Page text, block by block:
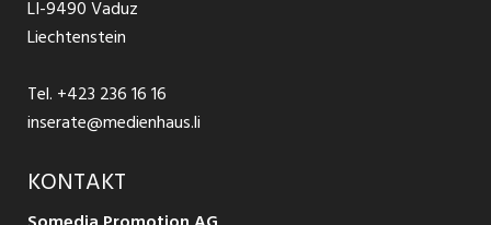
Jobs in der Südostschweiz
Temporär Jobs
Teilzeit Jobs
Nutzungsbedingungen
Impressum
LI-9490 Vaduz
Liechtenstein
Tel. +423 236 16 16
inserate@medienhaus.li
KONTAKT